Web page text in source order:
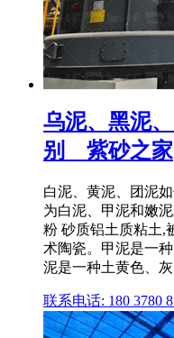
乌泥、黑泥
别__紫砂之家
白泥、黄泥、团泥
为白泥、甲泥和嫩
粉 砂质铝土质粘土,
术陶瓷。甲泥是一
泥是一种土黄色、灰
联系电话: 180 3780